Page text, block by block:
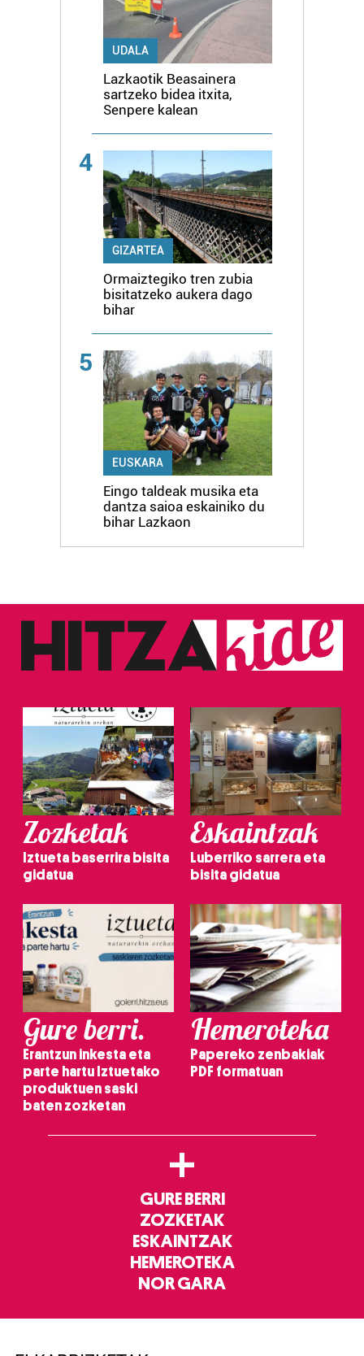
UDALA
Lazkaotik Beasainera
sartzeko bidea itxita,
Senpere kalean
4
GIZARTEA
Ormaiztegiko tren zubia
bisitatzeko aukera dago
bihar
5
EUSKARA
Eingo taldeak musika eta
dantza saioa eskainiko du
bihar Lazkaon
Zozketak
Iztueta baserrira bisita
gidatua
Eskaintzak
Luberriko sarrera eta
bisita gidatua
Gure berri.
Erantzun inkesta eta
parte hartu Iztuetako
produktuen saski
baten zozketan
Hemeroteka
Papereko zenbakiak
PDF formatuan
+
GURE BERRI
ZOZKETAK
ESKAINTZAK
HEMEROTEKA
NOR GARA